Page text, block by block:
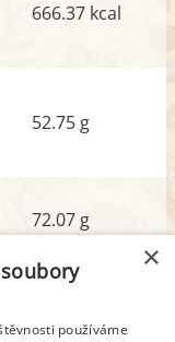
666.37 kcal
52.75 g
72.07 g
16.85 g
×
používáme